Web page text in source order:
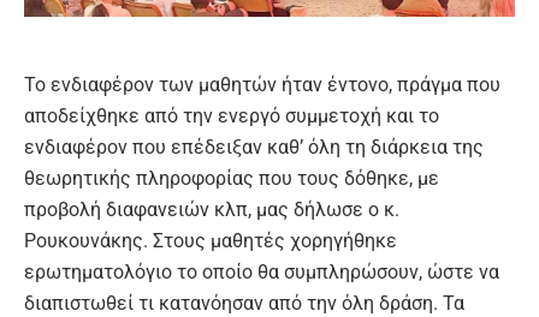
Το ενδιαφέρον των μαθητών ήταν έντονο, πράγμα που
αποδείχθηκε από την ενεργό συμμετοχή και το
ενδιαφέρον που επέδειξαν καθ’ όλη τη διάρκεια της
θεωρητικής πληροφορίας που τους δόθηκε, με
προβολή διαφανειών κλπ, μας δήλωσε ο κ.
Ρουκουνάκης. Στους μαθητές χορηγήθηκε
ερωτηματολόγιο το οποίο θα συμπληρώσουν, ώστε να
διαπιστωθεί τι κατανόησαν από την όλη δράση. Τα